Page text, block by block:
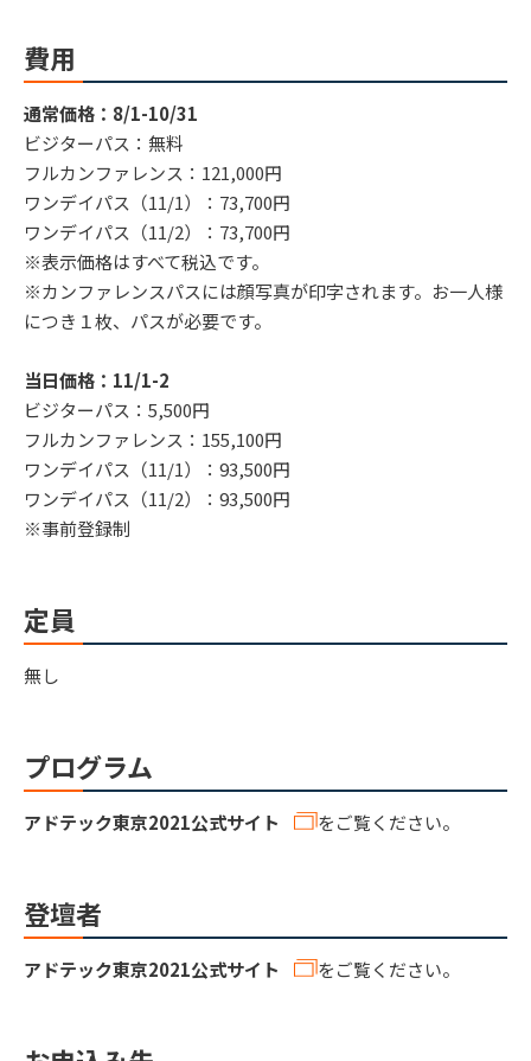
費用
通常価格：8/1-10/31
ビジターパス：無料
フルカンファレンス：121,000円
ワンデイパス（11/1）：73,700円
ワンデイパス（11/2）：73,700円
※表示価格はすべて税込です。
※カンファレンスパスには顔写真が印字されます。お一人様
につき１枚、パスが必要です。
当日価格：11/1-2
ビジターパス：5,500円
フルカンファレンス：155,100円
ワンデイパス（11/1）：93,500円
ワンデイパス（11/2）：93,500円
※事前登録制
定員
無し
プログラム
アドテック東京2021公式サイト をご覧ください。
登壇者
アドテック東京2021公式サイト をご覧ください。